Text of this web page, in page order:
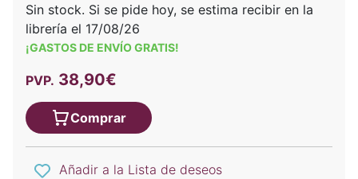
Sin stock. Si se pide hoy, se estima recibir en la
librería el 17/08/26
¡GASTOS DE ENVÍO GRATIS!
PVP. 38,90€
Comprar
Añadir a la Lista de deseos